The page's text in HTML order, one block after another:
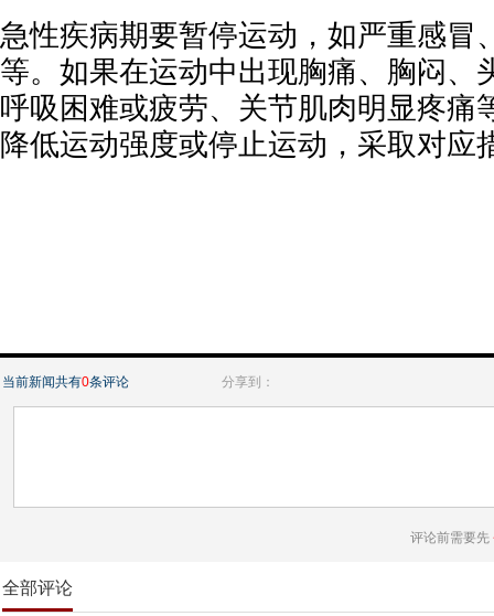
急性疾病期要暂停运动，如严重感冒
等。如果在运动中出现胸痛、胸闷、
呼吸困难或疲劳、关节肌肉明显疼痛
降低运动强度或停止运动，采取对应
当前新闻共有0条评论 分享到：
评论前需要先
全部评论